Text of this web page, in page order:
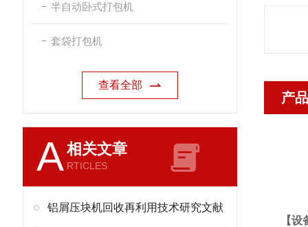
半自动卧式打包机
套袋打包机
查看全部
A相关文章
RTICLES
铝屑压块机回收再利用技术研究文献
产
【设